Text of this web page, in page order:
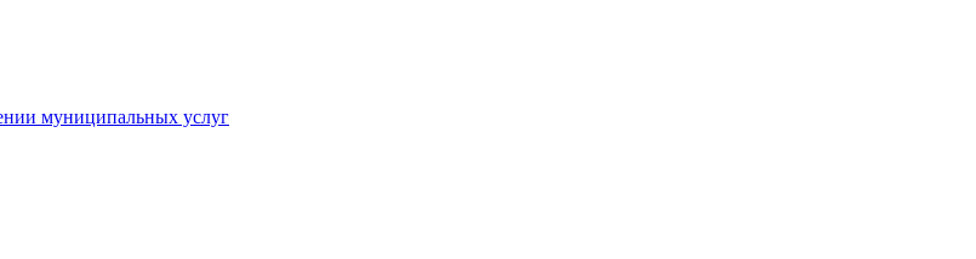
муниципальных услуг